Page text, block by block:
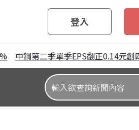
登入
中鋼第二季單季EPS翻正0.14元創四年